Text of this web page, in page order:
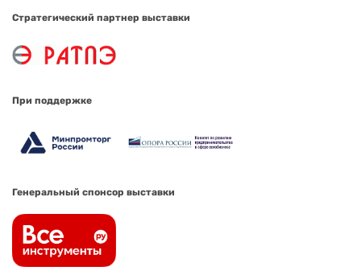
Стратегический партнер выставки
При поддержке
Генеральный спонсор выставки